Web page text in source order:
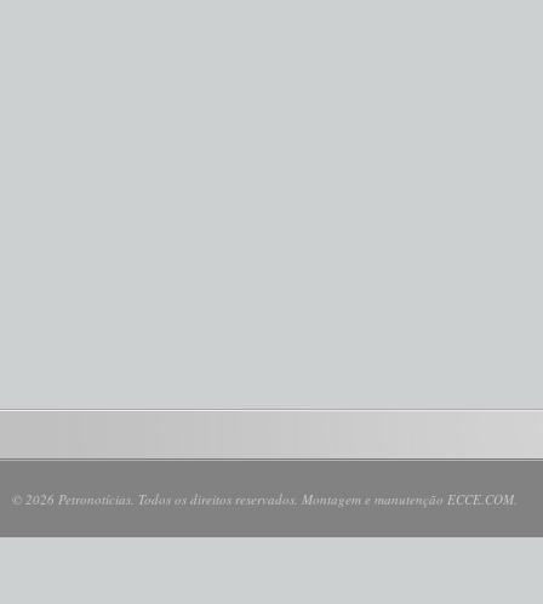
© 2026 Petronotícias. Todos os direitos reservados. Montagem e manutenção ECCE.COM.